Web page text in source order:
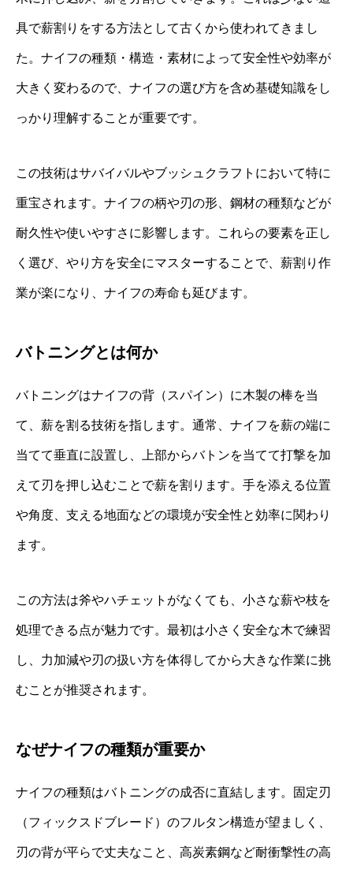
具で薪割りをする方法として古くから使われてきまし
た。ナイフの種類・構造・素材によって安全性や効率が
大きく変わるので、ナイフの選び方を含め基礎知識をし
っかり理解することが重要です。
この技術はサバイバルやブッシュクラフトにおいて特に
重宝されます。ナイフの柄や刃の形、鋼材の種類などが
耐久性や使いやすさに影響します。これらの要素を正し
く選び、やり方を安全にマスターすることで、薪割り作
業が楽になり、ナイフの寿命も延びます。
バトニングとは何か
バトニングはナイフの背（スパイン）に木製の棒を当
て、薪を割る技術を指します。通常、ナイフを薪の端に
当てて垂直に設置し、上部からバトンを当てて打撃を加
えて刃を押し込むことで薪を割ります。手を添える位置
や角度、支える地面などの環境が安全性と効率に関わり
ます。
この方法は斧やハチェットがなくても、小さな薪や枝を
処理できる点が魅力です。最初は小さく安全な木で練習
し、力加減や刃の扱い方を体得してから大きな作業に挑
むことが推奨されます。
なぜナイフの種類が重要か
ナイフの種類はバトニングの成否に直結します。固定刃
（フィックスドブレード）のフルタン構造が望ましく、
刃の背が平らで丈夫なこと、高炭素鋼など耐衝撃性の高